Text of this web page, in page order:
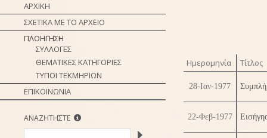
ΑΡΧΙΚΗ
ΣΧΕΤΙΚΑ ΜΕ ΤΟ ΑΡΧΕΙΟ
ΠΛΟΗΓΗΣΗ
ΣΥΛΛΟΓΕΣ
ΘΕΜΑΤΙΚΕΣ ΚΑΤΗΓΟΡΙΕΣ
ΤΥΠΟΙ ΤΕΚΜΗΡΙΩΝ
ΕΠΙΚΟΙΝΩΝΙΑ
ΑΝΑΖΗΤΗΣΤΕ
Ημερομηνία Τίτλος
28-Ιαν-1977
22-Φεβ-1977